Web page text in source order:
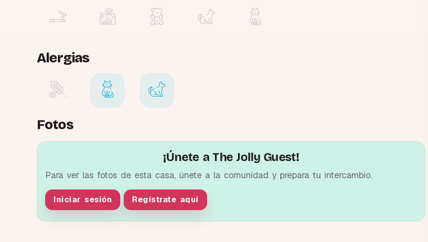
Alergias
Fotos
¡Únete a The Jolly Guest!
Para ver las fotos de esta casa, únete a la comunidad y prepara tu intercambio.
Iniciar sesión Regístrate aquí